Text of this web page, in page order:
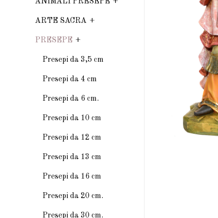
ARTE SACRA
PRESEPE
Presepi da 3,5 cm
Presepi da 4 cm
Presepi da 6 cm.
Presepi da 10 cm
Presepi da 12 cm
Presepi da 13 cm
Presepi da 16 cm
Presepi da 20 cm.
Presepi da 30 cm.